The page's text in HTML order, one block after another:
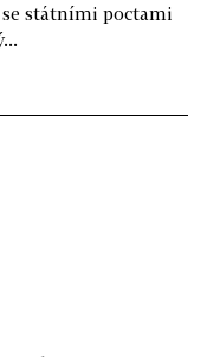
státními poctami